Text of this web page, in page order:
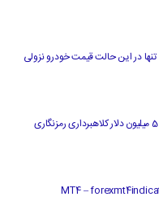
تنها در این حالت قیمت خودرو نزولی
مقامات تایلندی ملی پرتغالی را با 580 میلیون دلار کلاهبرداری رمزنگاری